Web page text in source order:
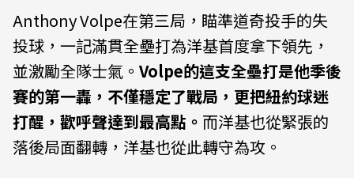
Anthony Volpe在第三局，瞄準道奇投手的失
投球，一記滿貫全壘打為洋基首度拿下領先，
並激勵全隊士氣。 Volpe的這支全壘打是他季後
賽的第一轟，不僅穩定了戰局，更把紐約球迷
打醒，歡呼聲達到最高點。 而洋基也從緊張的
落後局面翻轉，洋基也從此轉守為攻。